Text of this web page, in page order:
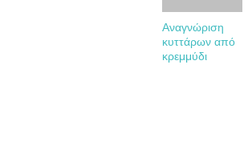
Αναγνώριση
κυττάρων από
κρεμμύδι